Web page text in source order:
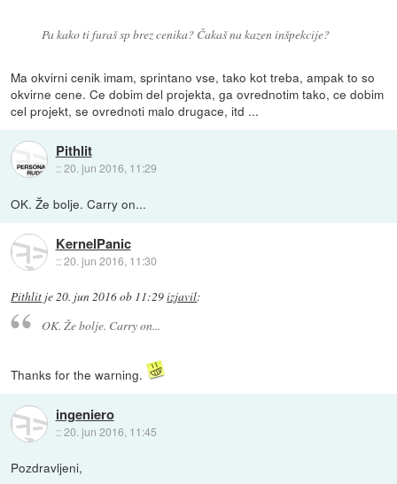
Pa kako ti furaš sp brez cenika? Čakaš na kazen inšpekcije?
Ma okvirni cenik imam, sprintano vse, tako kot treba, ampak to so
okvirne cene. Ce dobim del projekta, ga ovrednotim tako, ce dobim
cel projekt, se ovrednoti malo drugace, itd ...
Pithlit
::20. jun 2016, 11:29
OK. Že bolje. Carry on...
KernelPanic
::20. jun 2016, 11:30
Pithlit je20. jun 2016 ob 11:29izjavil:
OK. Že bolje. Carry on...
Thanks for the warning.
ingeniero
::20. jun 2016, 11:45
Pozdravljeni,